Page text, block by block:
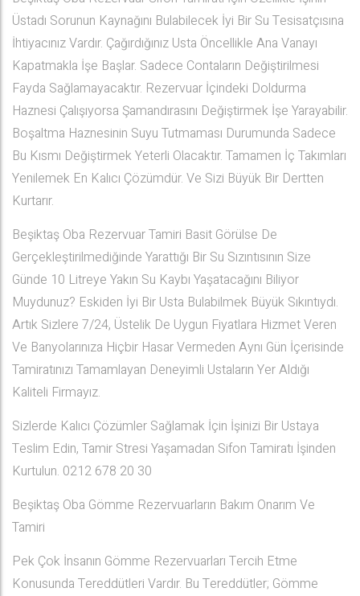
Üstadı Sorunun Kaynağını Bulabilecek İyi Bir Su Tesisatçısına
İhtiyacınız Vardır. Çağırdığınız Usta Öncellikle Ana Vanayı
Kapatmakla İşe Başlar. Sadece Contaların Değiştirilmesi
Fayda Sağlamayacaktır. Rezervuar İçindeki Doldurma
Haznesi Çalışıyorsa Şamandırasını Değiştirmek İşe Yarayabilir.
Boşaltma Haznesinin Suyu Tutmaması Durumunda Sadece
Bu Kısmı Değiştirmek Yeterli Olacaktır. Tamamen İç Takımları
Yenilemek En Kalıcı Çözümdür. Ve Sizi Büyük Bir Dertten
Kurtarır.
Beşiktaş Oba Rezervuar Tamiri Basit Görülse De
Gerçekleştirilmediğinde Yarattığı Bir Su Sızıntısının Size
Günde 10 Litreye Yakın Su Kaybı Yaşatacağını Biliyor
Muydunuz? Eskiden İyi Bir Usta Bulabilmek Büyük Sıkıntıydı.
Artık Sizlere 7/24, Üstelik De Uygun Fiyatlara Hizmet Veren
Ve Banyolarınıza Hiçbir Hasar Vermeden Aynı Gün İçerisinde
Tamiratınızı Tamamlayan Deneyimli Ustaların Yer Aldığı
Kaliteli Firmayız.
Sizlerde Kalıcı Çözümler Sağlamak İçin İşinizi Bir Ustaya
Teslim Edin, Tamir Stresi Yaşamadan Sifon Tamiratı İşinden
Kurtulun. 0212 678 20 30
Beşiktaş Oba Gömme Rezervuarların Bakım Onarım Ve
Tamiri
Pek Çok İnsanın Gömme Rezervuarları Tercih Etme
Konusunda Tereddütleri Vardır. Bu Tereddütler; Gömme